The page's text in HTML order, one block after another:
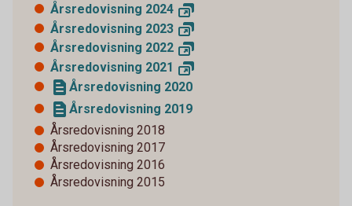
Årsredovisning 2024
Årsredovisning 2023
Årsredovisning 2022
Årsredovisning 2021
Årsredovisning 2020
Årsredovisning 2019
Årsredovisning 2018
Årsredovisning 2017
Årsredovisning 2016
Årsredovisning 2015